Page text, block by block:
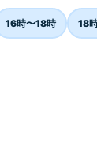
16時〜18時 18